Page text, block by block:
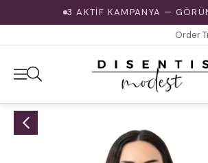
3 AKTİF KAMPANYA —
Order